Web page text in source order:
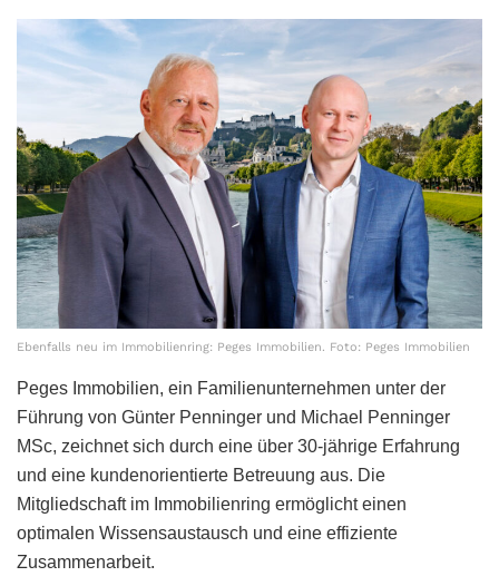
Ebenfalls neu im Immobilienring: Peges Immobilien. Foto: Peges Immobilien
Peges Immobilien, ein Familienunternehmen unter der
Führung von Günter Penninger und Michael Penninger
MSc, zeichnet sich durch eine über 30-jährige Erfahrung
und eine kundenorientierte Betreuung aus. Die
Mitgliedschaft im Immobilienring ermöglicht einen
optimalen Wissensaustausch und eine effiziente
Zusammenarbeit.